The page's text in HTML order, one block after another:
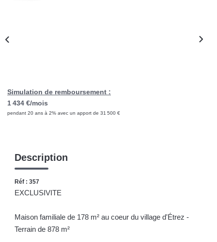
Simulation de remboursement :
1 434 €/mois
pendant 20 ans à 2% avec un apport de 31 500 €
Description
Réf : 357
EXCLUSIVITE
Maison familiale de 178 m² au coeur du village d'Étrez -
Terrain de 878 m²